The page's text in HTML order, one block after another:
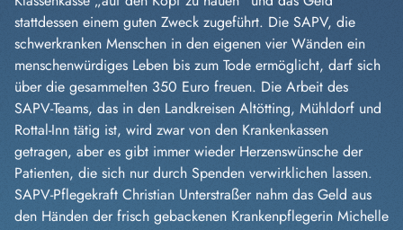
stattdessen einem guten Zweck zugeführt. Die SAPV, die
schwerkranken Menschen in den eigenen vier Wänden ein
menschenwürdiges Leben bis zum Tode ermöglicht, darf sich
über die gesammelten 350 Euro freuen. Die Arbeit des
SAPV-Teams, das in den Landkreisen Altötting, Mühldorf und
Rottal-Inn tätig ist, wird zwar von den Krankenkassen
getragen, aber es gibt immer wieder Herzenswünsche der
Patienten, die sich nur durch Spenden verwirklichen lassen.
SAPV-Pflegekraft Christian Unterstraßer nahm das Geld aus
den Händen der frisch gebackenen Krankenpflegerin Michelle